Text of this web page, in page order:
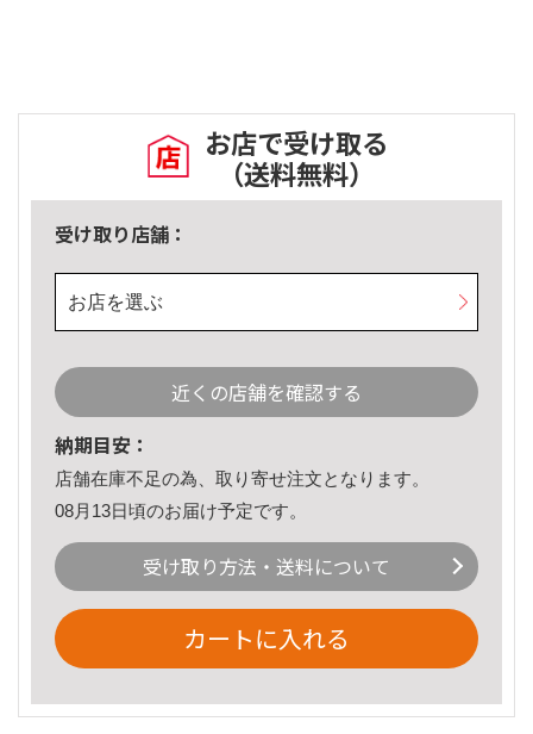
お店で受け取る
（送料無料）
受け取り店舗：
お店を選ぶ
近くの店舗を確認する
納期目安：
店舗在庫不足の為、取り寄せ注文となります。
08月13日頃のお届け予定です。
受け取り方法・送料について
カートに入れる